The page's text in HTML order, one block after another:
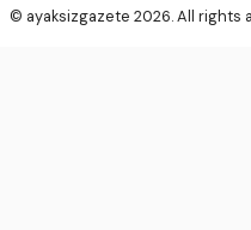
© ayaksizgazete 2026. All rights